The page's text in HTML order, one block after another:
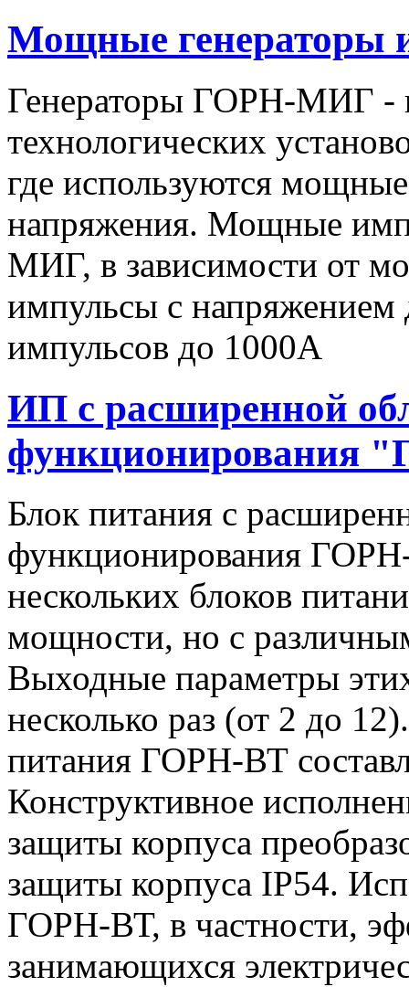
Мощные
Генераторы ГОРН-МИГ -
технологических
где используются
напряжения. Мощные
МИГ, в зависимости от
импульсы c
импульсов до 1000А
ИП с расширенной
функционирования
Блок питания с
функционирования
нескольких блоков
мощности, но с
Выходные параметры
несколько раз (от 2 до
питания ГОРН-ВТ
Конструктивное
защиты корпуса
защиты корпуса IP54.
ГОРН-ВТ, в частности,
занимающихся